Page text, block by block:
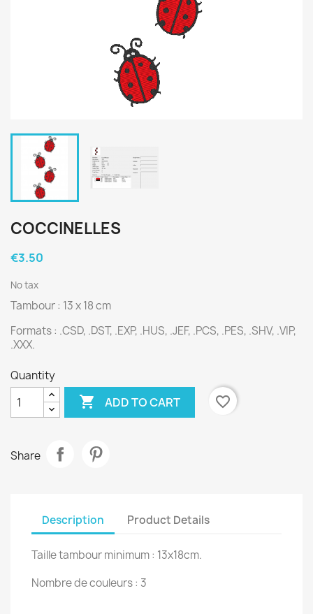
COCCINELLES
€3.50
No tax
Tambour : 13 x 18 cm
Formats : .CSD, .DST, .EXP, .HUS, .JEF, .PCS, .PES, .SHV, .VIP,
.XXX.
Quantity
 ADD TO CART favorite_border
Share
Description Product Details
Taille tambour minimum : 13x18cm.
Nombre de couleurs : 3